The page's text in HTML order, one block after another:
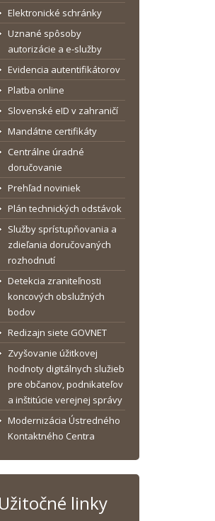
Elektronické schránky
Uznané spôsoby
autorizácie a e-služby
Evidencia autentifikátorov
Platba online
Slovenské eID v zahraničí
Mandátne certifikáty
Centrálne úradné
doručovanie
Prehľad noviniek
Plán technických odstávok
Služby sprístupňovania a
zdieľania doručovaných
rozhodnutí
Detekcia zraniteľnosti
koncových obslužných
bodov
Redizajn siete GOVNET
Zvyšovanie úžitkovej
hodnoty digitálnych služieb
pre občanov, podnikateľov
a inštitúcie verejnej správy
Modernizácia Ústredného
Kontaktného Centra
Užitočné linky